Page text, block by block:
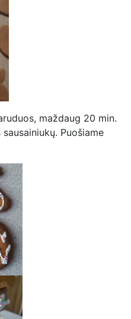
maždaug 20 min.
Puošiame